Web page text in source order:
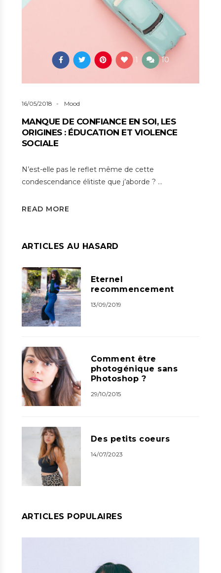
1 10
16/05/2018 Mood
MANQUE DE CONFIANCE EN SOI, LES
ORIGINES : ÉDUCATION ET VIOLENCE
SOCIALE
N’est-elle pas le reflet même de cette
condescendance élitiste que j’aborde ? …
READ MORE
ARTICLES AU HASARD
Eternel
recommencement
13/09/2019
Comment être
photogénique sans
Photoshop ?
29/10/2015
Des petits coeurs
14/07/2023
ARTICLES POPULAIRES